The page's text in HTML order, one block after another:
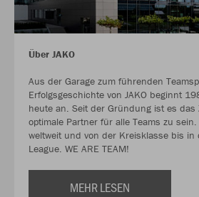
Über JAKO
Aus der Garage zum führenden
Erfolgsgeschichte von JAKO beginnt
heute an. Seit der Gründung ist es das
optimale Partner für alle Teams zu
weltweit und von der Kreisklasse bis in
League. WE ARE TEAM!
MEHR LESEN